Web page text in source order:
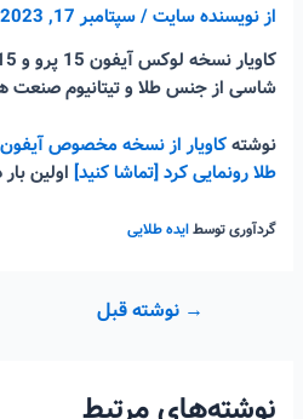
ازنویسنده سایت/سپتامبر 17, 2023
شاسی از جنس طلا و تیتانیوم صنعت
نوشته
طلا رونمایی کرد [تماشا کنید] اولین
گردآوری توسطایده طلایی
راهبری
→ نوشته قبل
نوشته‌های مرتبط